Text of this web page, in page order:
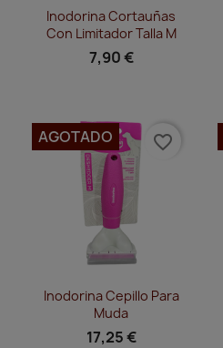
Vista rápida
Inodorina Cortauñas
Con Limitador Talla M
7,90 €
Vista rápida
Inodorina Cepillo Para
Muda
17,25 €
AGOTADO favorite_border